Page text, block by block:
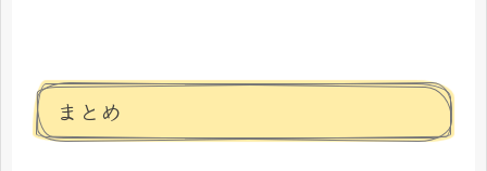
まとめ